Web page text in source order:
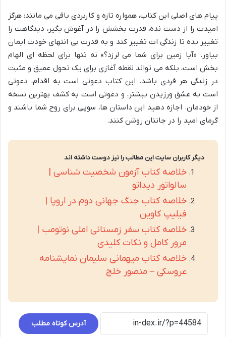
پیام های اصلی این کتاب، همواره تازه و کاربردی باقی می مانند: هرگز
امیدت را از دست نده، قدرت بخشش را در آغوش بگیر، دیدگاهت را
تغییر بده تا زندگی ات تغییر کند و به قدرت بی انتهای خودت ایمان
بیاور. «آیا زمین برای شما می لرزد؟» نه تنها برای لحظه ای الهام
بخش است، بلکه می تواند نقطه آغازی برای یک تحول عمیق و مثبت
در زندگی هر فردی باشد. این کتاب دعوتی است به اقدام، دعوتی
است به عشق ورزیدن بیشتر، و دعوتی است به کشف بهترین نسخه
از خودمان. اجازه دهید این داستان ها، سوپی برای روح شما باشند و
گرمای امید را در جانتان روشن کنند.
دیگر کاربران سایت این مطالب را نیز دوست داشته اند
خلاصه کتاب آزمون شخصیت شناسی |
سالواتور دیداتو
خلاصه کتاب جنگ جهانی دوم در اروپا |
فیلیپ کاوین
خلاصه کتاب سفر زمستانی املی نوتومب |
مرور کامل و نکات کلیدی
خلاصه کتاب میهمانی سلیمان نمایشنامه
عروسکی – منصور خلج
آدرس کوتاه مطلب